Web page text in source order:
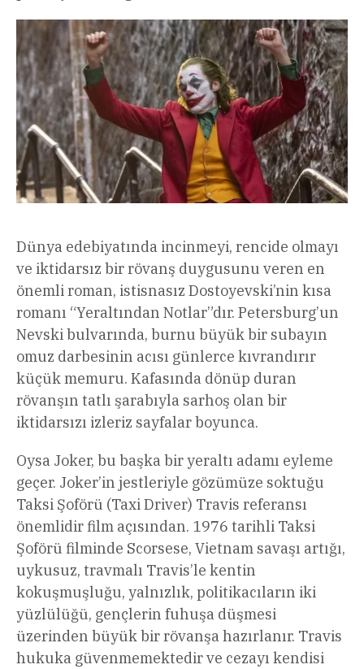
Dünya edebiyatında incinmeyi, rencide olmayı
ve iktidarsız bir rövanş duygusunu veren en
önemli roman, istisnasız Dostoyevski’nin kısa
romanı “Yeraltından Notlar”dır. Petersburg’un
Nevski bulvarında, burnu büyük bir subayın
omuz darbesinin acısı günlerce kıvrandırır
küçük memuru. Kafasında dönüp duran
rövanşın tatlı şarabıyla sarhoş olan bir
iktidarsızı izleriz sayfalar boyunca.
Oysa Joker, bu başka bir yeraltı adamı eyleme
geçer. Joker’in jestleriyle gözümüze soktuğu
Taksi Şoförü (Taxi Driver) Travis referansı
önemlidir film açısından. 1976 tarihli Taksi
Şoförü filminde Scorsese, Vietnam savaşı artığı,
uykusuz, travmalı Travis’le kentin
kokuşmuşluğu, yalnızlık, politikacıların iki
yüzlülüğü, gençlerin fuhuşa düşmesi
üzerinden büyük bir rövanşa hazırlanır. Travis
hukuka güvenmemektedir ve cezayı kendisi